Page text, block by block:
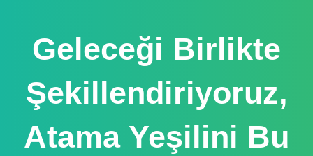
Geleceği Birlikte
Şekillendiriyoruz,
Atama Yeşilini Bu